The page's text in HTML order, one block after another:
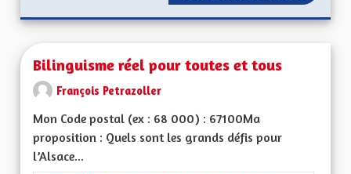
Bilinguisme réel pour toutes et tous
François Petrazoller
Mon Code postal (ex : 68 000) : 67100Ma
proposition : Quels sont les grands défis pour
l’Alsace...